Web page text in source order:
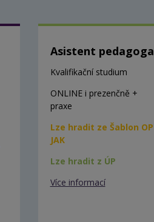
Asistent pedagoga
Kvalifikační studium
ONLINE i prezenčně +
praxe
Lze hradit ze Šablon OP
JAK
Lze hradit z ÚP
Více informací